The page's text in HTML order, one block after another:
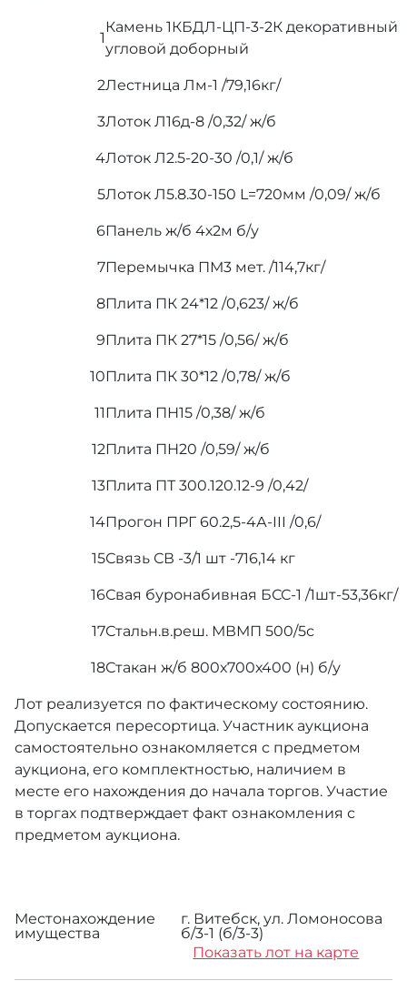
1
Камень 1КБДЛ-ЦП-3-2К декоративный
угловой доборный
2Лестница Лм-1 /79,16кг/
3Лоток Л16д-8 /0,32/ ж/б
4Лоток Л2.5-20-30 /0,1/ ж/б
5Лоток Л5.8.30-150 L=720мм /0,09/ ж/б
6Панель ж/б 4х2м б/у
7Перемычка ПМ3 мет. /114,7кг/
8Плита ПК 24*12 /0,623/ ж/б
9Плита ПК 27*15 /0,56/ ж/б
10Плита ПК 30*12 /0,78/ ж/б
11Плита ПН15 /0,38/ ж/б
12Плита ПН20 /0,59/ ж/б
13Плита ПТ 300.120.12-9 /0,42/
14Прогон ПРГ 60.2,5-4А-III /0,6/
15Связь СВ -3/1 шт -716,14 кг
16Свая буронабивная БСС-1 /1шт-53,36кг/
17Стальн.в.реш. МВМП 500/5с
18Стакан ж/б 800х700х400 (н) б/у
Лот реализуется по фактическому состоянию.
Допускается пересортица. Участник аукциона
самостоятельно ознакомляется с предметом
аукциона, его комплектностью, наличием в
месте его нахождения до начала торгов. Участие
в торгах подтверждает факт ознакомления с
предметом аукциона.
Местонахождение
имущества
г. Витебск, ул. Ломоносова
б/3-1 (б/3-3)
Показать лот на карте